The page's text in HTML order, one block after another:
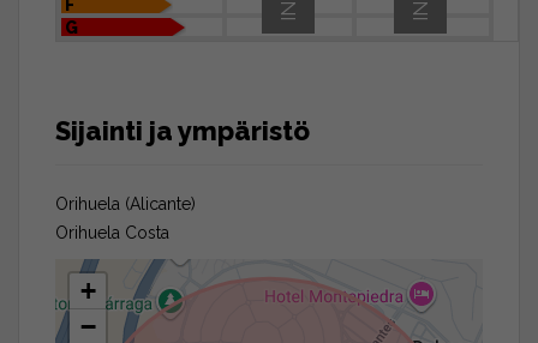
F
G
Sijainti ja ympäristö
Orihuela (Alicante)
Orihuela Costa
+
−